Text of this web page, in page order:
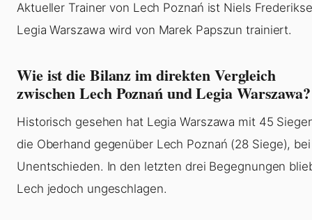
Aktueller Trainer von Lech Poznań ist Niels
Legia Warszawa wird von Marek Papszun trainiert.
Wie ist die Bilanz im direkten Vergleich
zwischen Lech Poznań und Legia Warszawa?
Historisch gesehen hat Legia Warszawa mit 45
die Oberhand gegenüber Lech Poznań (28 Siege),
Unentschieden. In den letzten drei Begegnungen
Lech jedoch ungeschlagen.